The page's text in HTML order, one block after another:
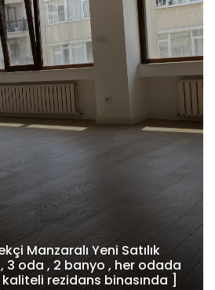
Manzaralı Yeni Satılık
, 3 oda , 2 banyo , her odada
rezidans binasında ]